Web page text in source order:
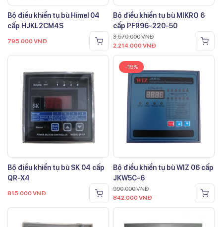
Bộ điều khiển tụ bù Himel 04
cấp HJKL2CM4S
795.000 VNĐ
Bộ điều khiển tụ bù MIKRO 6
cấp PFR96-220-50
3.570.000VNĐ
2.214.000 VNĐ
Bộ điều khiển tụ bù SK 04 cấp
QR-X4
815.000 VNĐ
-15%
Bộ điều khiển tụ bù WIZ 06 cấp
JKW5C-6
990.000VNĐ
842.000 VNĐ